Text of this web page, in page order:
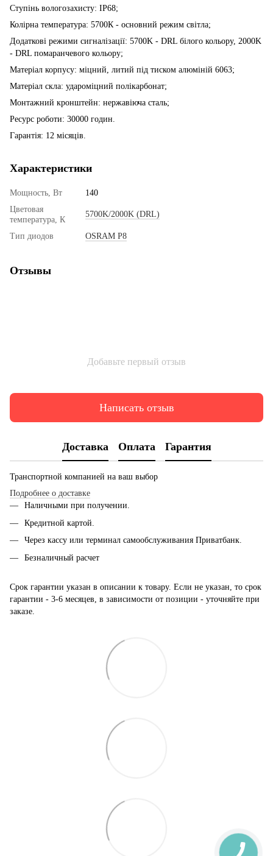
Ступінь вологозахисту: IP68;
Колірна температура: 5700К - основний режим світла;
Додаткові режими сигналізації: 5700K - DRL білого кольору, 2000K
- DRL помаранчевого кольору;
Матеріал корпусу: міцний, литий під тиском алюміній 6063;
Матеріал скла: удароміцний полікарбонат;
Монтажний кронштейн: нержавіюча сталь;
Ресурс роботи: 30000 годин.
Гарантія: 12 місяців.
Характеристики
Мощность, Вт
140
Цветовая
температура, К
5700K/2000K (DRL)
Тип диодов OSRAM P8
Отзывы
Добавьте первый отзыв
Написать отзыв
Доставка Оплата Гарантия
Транспортной компанией на ваш выбор
Подробнее о доставке
Наличными при получении.
Кредитной картой.
Через кассу или терминал самообслуживания Приватбанк.
Безналичный расчет
Срок гарантии указан в описании к товару. Если не указан, то срок
гарантии - 3-6 месяцев, в зависимости от позиции - уточняйте при
заказе.